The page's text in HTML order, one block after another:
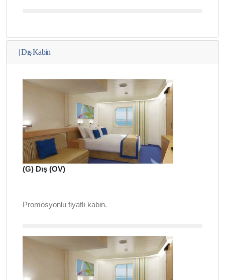
|Dış Kabin
(G) Dış (OV)
Promosyonlu fiyatlı kabin.